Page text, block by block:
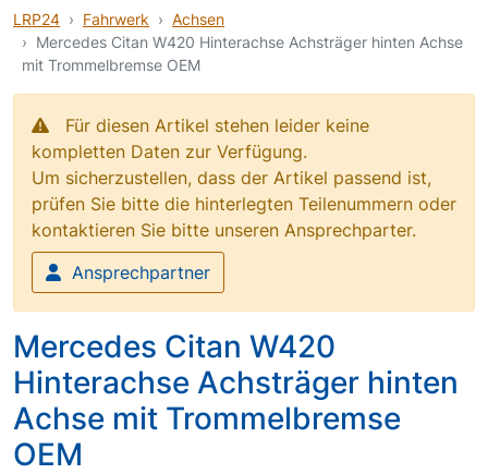
LRP24 Fahrwerk
Achsen
Mercedes Citan W420 Hinterachse Achsträger hinten Achse
mit Trommelbremse OEM
Für diesen Artikel stehen leider keine
kompletten Daten zur Verfügung.
Um sicherzustellen, dass der Artikel passend ist,
prüfen Sie bitte die hinterlegten Teilenummern oder
kontaktieren Sie bitte unseren Ansprechparter.
Ansprechpartner
Mercedes Citan W420
Hinterachse Achsträger hinten
Achse mit Trommelbremse
OEM